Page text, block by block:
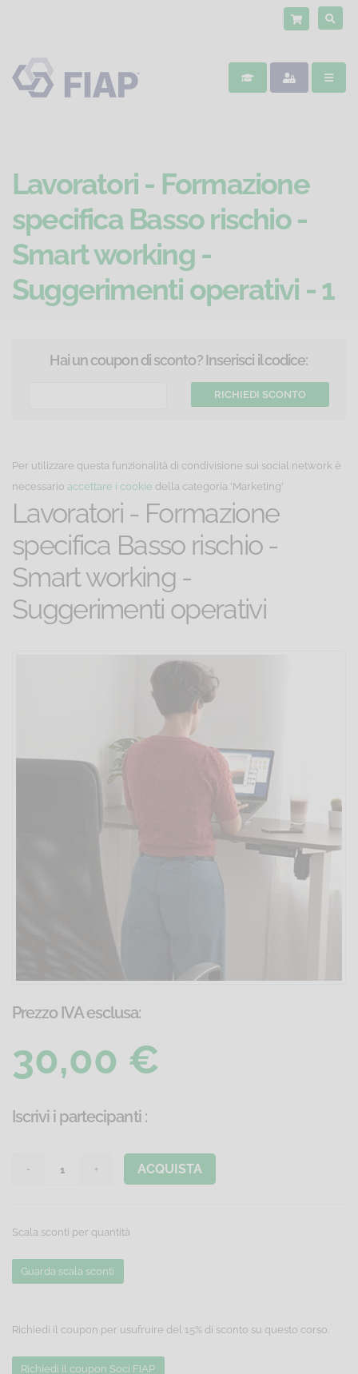
Lavoratori - Formazione
specifica Basso rischio -
Smart working -
Suggerimenti operativi - 1
Corso online di formazione sui rischi specifici per
lavoratori che operano in attività smart working
Hai un coupon di sconto? Inserisci il codice:
Per utilizzare questa funzionalità di condivisione sui social network è
necessario accettare i cookie della categoria 'Marketing'
Lavoratori - Formazione
specifica Basso rischio -
Smart working -
Suggerimenti operativi
Prezzo IVA esclusa:
30,00 €
Iscrivi i partecipanti :
ACQUISTA
Scala sconti per quantità
Guarda scala sconti
Richiedi il coupon per usufruire del 15% di sconto su questo corso.
Richiedi il coupon Soci FIAP